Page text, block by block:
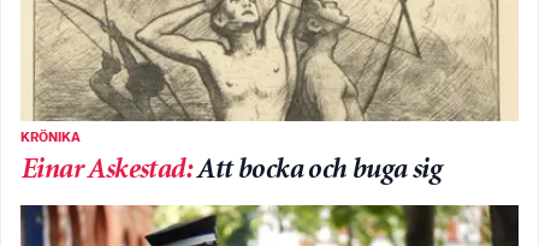
KRÖNIKA
Einar Askestad:Att bocka och buga sig